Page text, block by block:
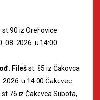
st.90 iz Orehovice
08. 2026. u 14:00
Filešst. 85 iz Čakovca
2026. u 14:00 Čakovec
st.76 iz Čakovca Subota,